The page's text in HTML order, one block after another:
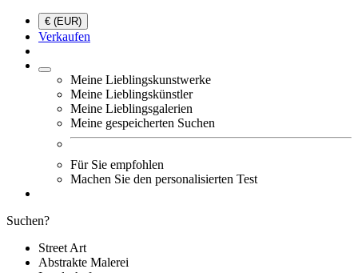
€ (EUR)
Verkaufen
Meine Lieblingskunstwerke
Meine Lieblingskünstler
Meine Lieblingsgalerien
Meine gespeicherten Suchen
Für Sie empfohlen
Machen Sie den personalisierten Test
Suchen?
Street Art
Abstrakte Malerei